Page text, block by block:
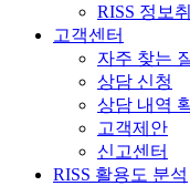
RISS 정보
고객센터
자주 찾는
상담 신청
상담 내역
고객제안
신고센터
RISS 활용도 분석